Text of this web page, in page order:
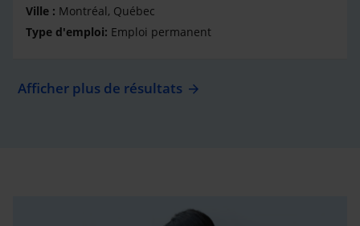
Montréal, Québec
Emploi permanent
Afficher plus de résultats